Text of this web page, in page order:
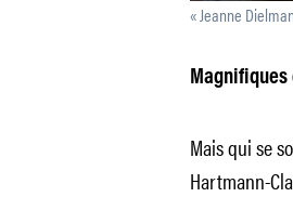
« Jeanne
Magnifiques
Mais qui se
Hartmann-